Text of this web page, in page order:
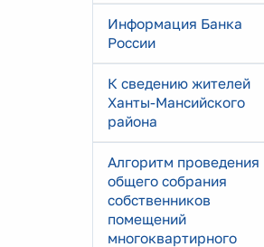
Информация Банка
России
К сведению жителей
Ханты-Мансийского
района
Алгоритм проведения
общего собрания
собственников
помещений
многоквартирного